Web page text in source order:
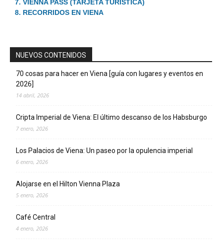
7. VIENNA PASS (TARJETA TURÍSTICA)
8. RECORRIDOS EN VIENA
NUEVOS CONTENIDOS
70 cosas para hacer en Viena [guía con lugares y eventos en
2026]
14 abril, 2026
Cripta Imperial de Viena: El último descanso de los Habsburgo
7 enero, 2026
Los Palacios de Viena: Un paseo por la opulencia imperial
6 enero, 2026
Alojarse en el Hilton Vienna Plaza
5 enero, 2026
Café Central
4 enero, 2026